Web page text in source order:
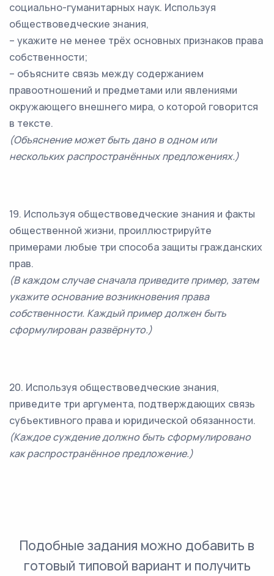
социально-гуманитарных наук. Используя
обществоведческие знания,
– укажите не менее трёх основных признаков права
собственности;
– объясните связь между содержанием
правоотношений и предметами или явлениями
окружающего внешнего мира, о которой говорится
в тексте.
(Объяснение может быть дано в одном или
нескольких распространённых предложениях.)
19. Используя обществоведческие знания и факты
общественной жизни, проиллюстрируйте
примерами любые три способа защиты гражданских
прав.
(В каждом случае сначала приведите пример, затем
укажите основание возникновения права
собственности. Каждый пример должен быть
сформулирован развёрнуто.)
20. Используя обществоведческие знания,
приведите три аргумента, подтверждающих связь
субъективного права и юридической обязанности.
(Каждое суждение должно быть сформулировано
как распространённое предложение.)
Подобные задания можно добавить в
готовый типовой вариант и получить